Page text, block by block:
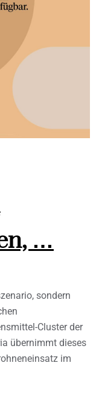
…
sondern
Cluster der
übernimmt dieses
im